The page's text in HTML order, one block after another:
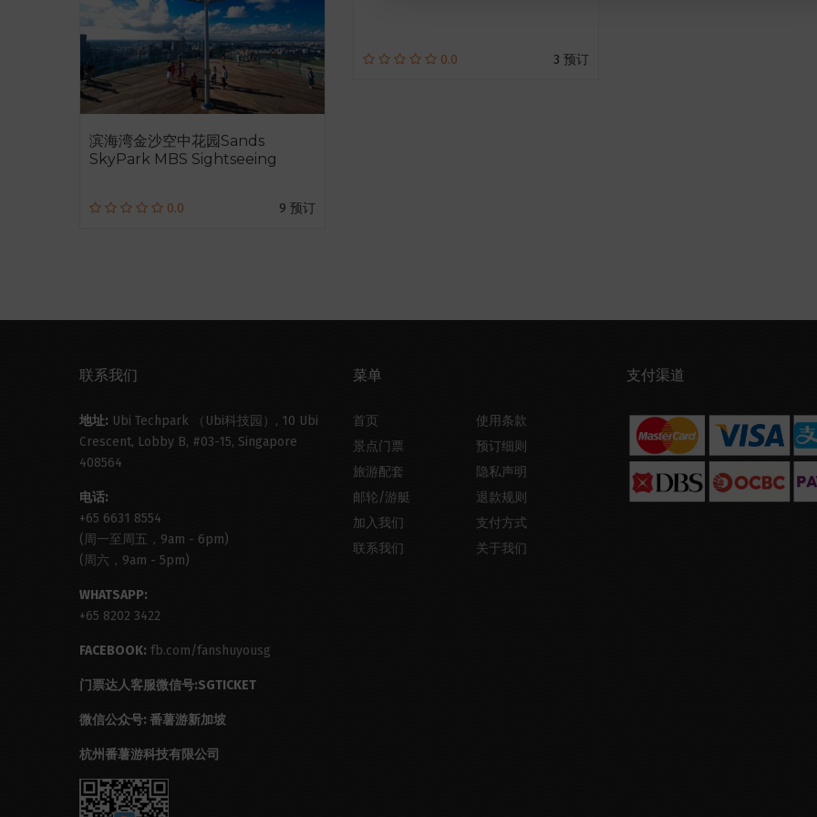
滨海湾金沙空中花园Sands
SkyPark MBS Sightseeing
0.0 9 预订
0.0 3 预订
联系我们
地址: Ubi Techpark （Ubi科技园）, 10 Ubi
Crescent, Lobby B, #03-15, Singapore
408564
电话:
+65 6631 8554
(周一至周五，9am - 6pm)
(周六，9am - 5pm)
WHATSAPP:
+65 8202 3422
FACEBOOK: fb.com/fanshuyousg
门票达人客服微信号:SGTICKET
微信公众号: 番薯游新加坡
杭州番薯游科技有限公司
菜单
首页
使用条款
景点门票
预订细则
旅游配套
隐私声明
邮轮/游艇
退款规则
加入我们
支付方式
联系我们
关于我们
支付渠道